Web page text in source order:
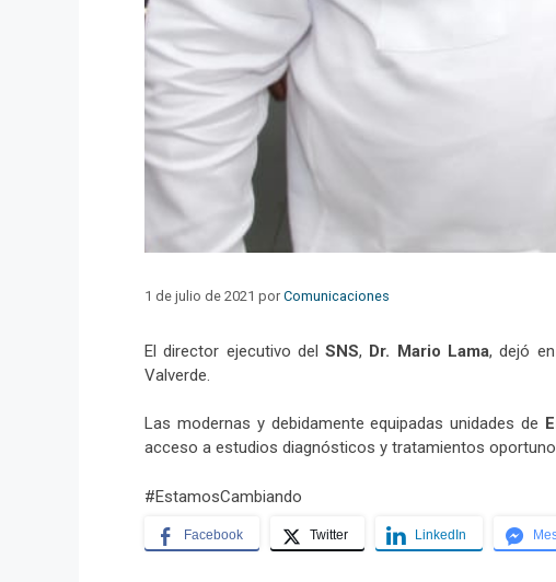
1 de julio de 2021 por Comunicaciones
El director ejecutivo delSNS, Dr. Mario Lama, dejó
Valverde.
Las modernas y debidamente equipadas unidades de
acceso a estudios diagnósticos y tratamientos
#EstamosCambiando
Facebook Twitter LinkedIn